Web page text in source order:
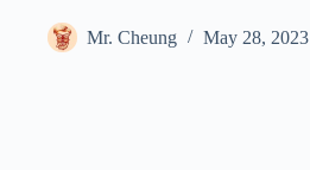
Mr. Cheung May 28, 2023